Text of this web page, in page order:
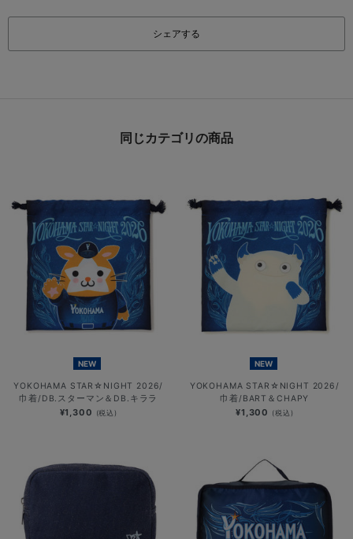
シェアする
同じカテゴリの商品
NEW
YOKOHAMA STAR☆NIGHT 2026/
巾着/DB.スターマン＆DB.キララ
¥1,300 (税込)
NEW
YOKOHAMA STAR☆NIGHT 2026/
巾着/BART＆CHAPY
¥1,300 (税込)